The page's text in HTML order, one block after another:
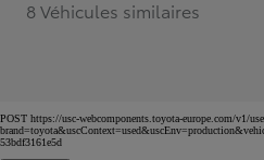
8 Véhicules similaires
POST https://usc-webcomponents.toyota-europe.com/v1/
53bdf3161e5d